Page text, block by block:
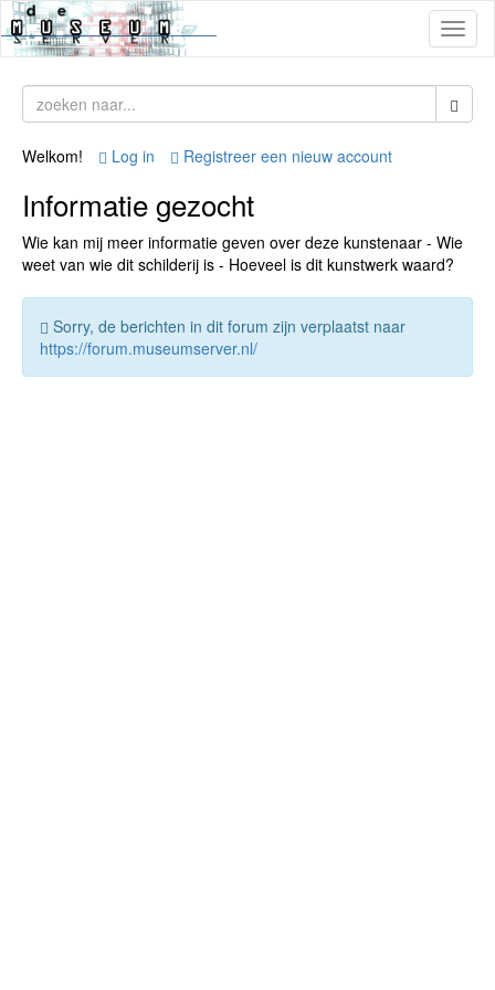
Welkom! Log in Registreer een nieuw account
Informatie gezocht
Wie kan mij meer informatie geven over deze kunstenaar - Wie
weet van wie dit schilderij is - Hoeveel is dit kunstwerk waard?
Sorry, de berichten in dit forum zijn verplaatst naar
https://forum.museumserver.nl/